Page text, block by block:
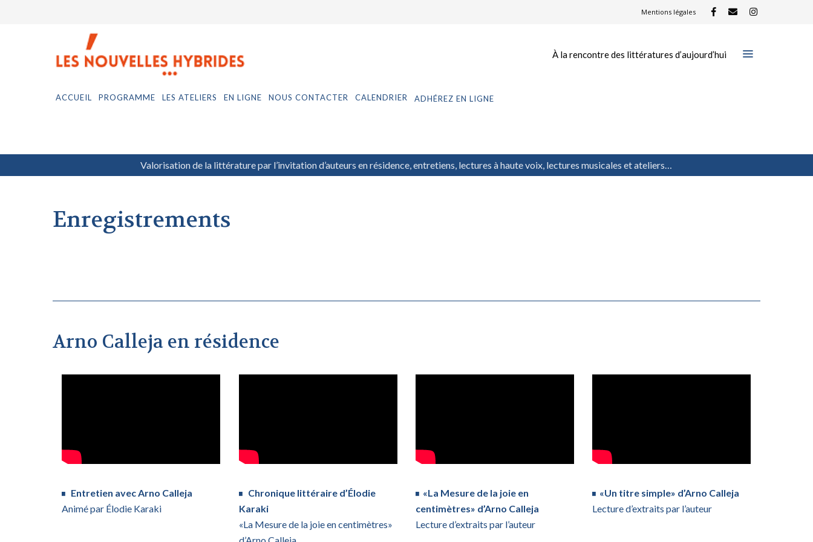
Mentions légales
À la rencontre des littératures d’aujourd’hui
ACCUEIL PROGRAMME LES ATELIERS EN LIGNE NOUS CONTACTER CALENDRIER ADHÉREZ EN LIGNE
Valorisation de la littérature par l’invitation d’auteurs en résidence, entretiens, lectures à haute voix, lectures musicales et ateliers…
Enregistrements
Arno Calleja en résidence
Entretien avec Arno Calleja
Animé par Élodie Karaki
Chronique littéraire d’Élodie
Karaki
«La Mesure de la joie en centimètres»
d’Arno Calleja
«La Mesure de la joie en
centimètres» d’Arno Calleja
Lecture d’extraits par l’auteur
«Un titre simple» d’Arno Calleja
Lecture d’extraits par l’auteur